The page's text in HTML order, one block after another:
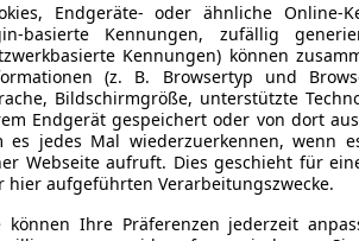
Endgeräte- oder ähnliche Online-
basierte Kennungen, zufällig
Kennungen) können
(z. B. Browsertyp und
Bildschirmgröße, unterstützte
Endgerät gespeichert oder von dort
es jedes Mal wiederzuerkennen, wenn
Webseite aufruft. Dies geschieht für
hier aufgeführten Verarbeitungszwecke.
können Ihre Präferenzen jederzeit